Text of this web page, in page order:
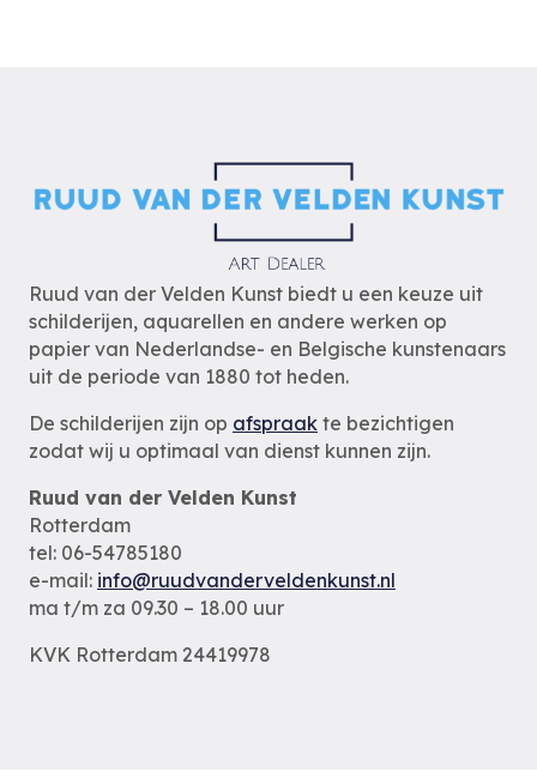
Ruud van der Velden Kunst biedt u een keuze uit
schilderijen, aquarellen en andere werken op
papier van Nederlandse- en Belgische kunstenaars
uit de periode van 1880 tot heden.
De schilderijen zijn op afspraak te bezichtigen
zodat wij u optimaal van dienst kunnen zijn.
Ruud van der Velden Kunst
Rotterdam
tel: 06-54785180
e-mail: info@ruudvanderveldenkunst.nl
ma t/m za 09.30 – 18.00 uur
KVK Rotterdam 24419978